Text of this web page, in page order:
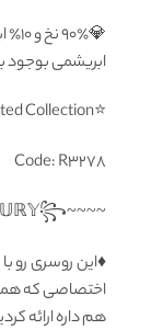
ابریشمی بوجود
‏⭐️Limited Collection
♦️این روسری رو
اختصاصی که
هم داره ارائه